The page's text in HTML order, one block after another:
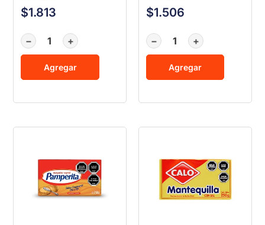
$1.813
− +
Agregar
$1.506
− +
Agregar